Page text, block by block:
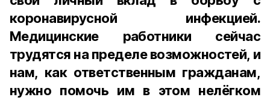
коронавирусной инфекцией.
Медицинские работники сейчас
трудятся на пределе возможностей, и
нам, как ответственным гражданам,
нужно помочь им в этом нелёгком